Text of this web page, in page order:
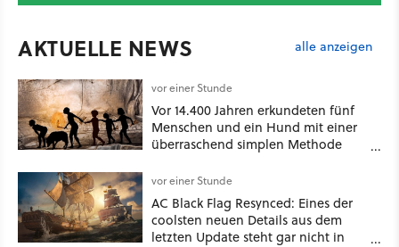
AKTUELLE NEWS alle anzeigen
vor einer Stunde
Vor 14.400 Jahren erkundeten fünf
Menschen und ein Hund mit einer
überraschend simplen Methode
Spuren für die Ewigkeit
vor einer Stunde
AC Black Flag Resynced: Eines der
coolsten neuen Details aus dem
letzten Update steht gar nicht in